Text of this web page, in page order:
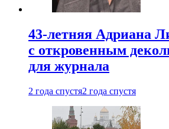
43-летняя Адриана
с откровенным
для журнала
2 года спустя2 года спустя